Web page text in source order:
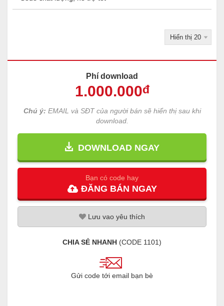
Phí download
1.000.000đ
Chú ý: EMAIL và SĐT của người bán sẽ hiển thị sau khi
download.
DOWNLOAD NGAY
Bạn có code hay
ĐĂNG BÁN NGAY
Lưu vao yêu thích
CHIA SẺ NHANH (CODE 1101)
Gửi code tới email bạn bè